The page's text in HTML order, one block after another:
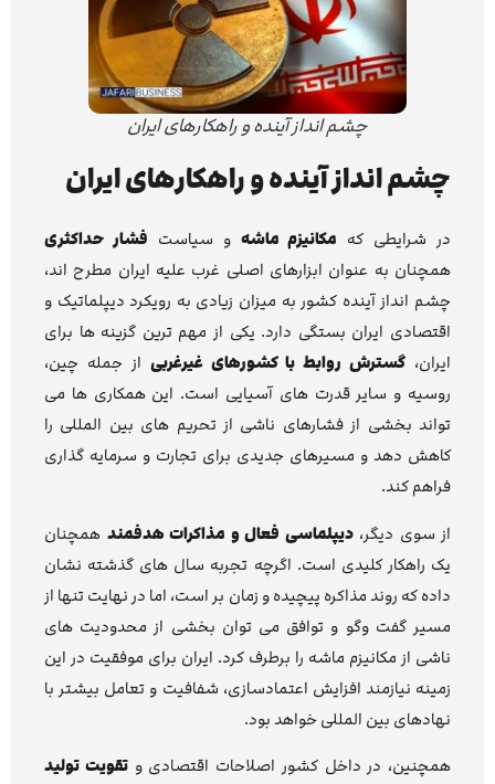
چشم انداز آینده و راهکارهای ایران
چشم انداز آینده و راهکارهای ایران
در شرایطی که مکانیزم ماشه و سیاست فشار حداکثری
همچنان به عنوان ابزارهای اصلی غرب علیه ایران مطرح اند،
چشم انداز آینده کشور به میزان زیادی به رویکرد دیپلماتیک و
اقتصادی ایران بستگی دارد. یکی از مهم ترین گزینه ها برای
ایران، گسترش روابط با کشورهای غیرغربی از جمله چین،
روسیه و سایر قدرت های آسیایی است. این همکاری ها می
تواند بخشی از فشارهای ناشی از تحریم های بین المللی را
کاهش دهد و مسیرهای جدیدی برای تجارت و سرمایه گذاری
فراهم کند.
از سوی دیگر،دیپلماسی فعال و مذاکرات هدفمند همچنان
یک راهکار کلیدی است. اگرچه تجربه سال های گذشته نشان
داده که روند مذاکره پیچیده و زمان بر است، اما در نهایت تنها از
مسیر گفت وگو و توافق می توان بخشی از محدودیت های
ناشی از مکانیزم ماشه را برطرف کرد. ایران برای موفقیت در این
زمینه نیازمند افزایش اعتمادسازی، شفافیت و تعامل بیشتر با
نهادهای بین المللی خواهد بود.
همچنین، در داخل کشور اصلاحات اقتصادی وتقویت تولید